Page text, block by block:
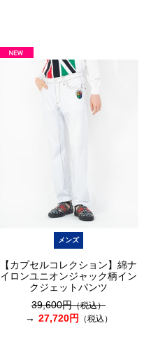
メンズ
【カプセルコレクション】綿ナ
イロンユニオンジャック柄イン
クジェットパンツ
39,600円（税込）
27,720円 （税込）